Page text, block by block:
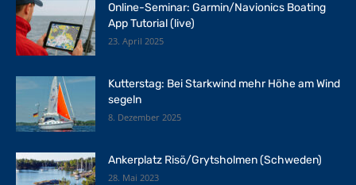
Online-Seminar: Garmin/Navionics Boating
App Tutorial (live)
23. April 2025
Kutterstag: Bei Starkwind mehr Höhe am Wind
segeln
8. Dezember 2025
Ankerplatz Risö/Grytsholmen (Schweden)
28. Mai 2023